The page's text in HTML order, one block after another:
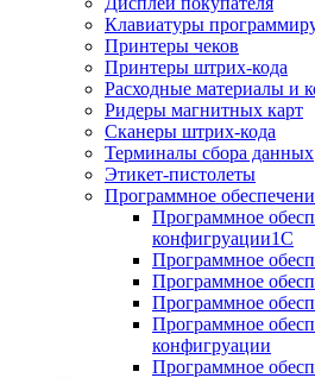
Клавиатуры
Принтеры чеков
Принтеры штрих-кода
Расходные материалы и
Ридеры магнитных карт
Сканеры штрих-кода
Терминалы сбора данных
Этикет-пистолеты
Программное
Программное
конфигруации1С
Программное
Программное
Программное
Программное
конфигруации
Программное